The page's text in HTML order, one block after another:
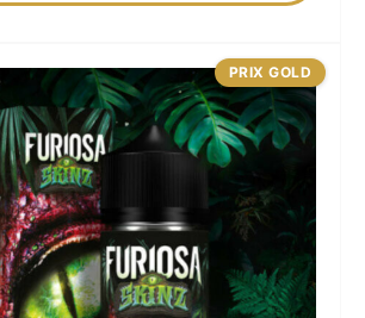
PRIX GOLD